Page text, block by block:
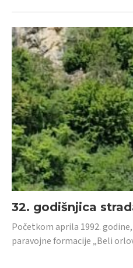
32. godišnjica
Početkom aprila 1992.
paravojne formacije „Beli